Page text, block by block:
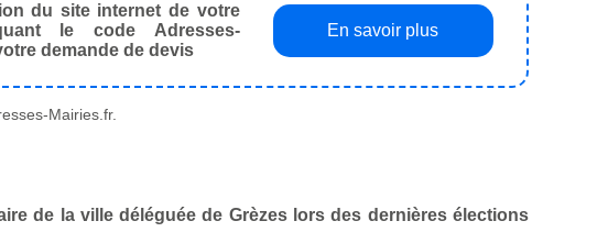
du site internet de votre
le code Adresses-
demande de devis
En savoir plus
Mairies.fr.
de la ville déléguée de Grèzes lors des dernières élections